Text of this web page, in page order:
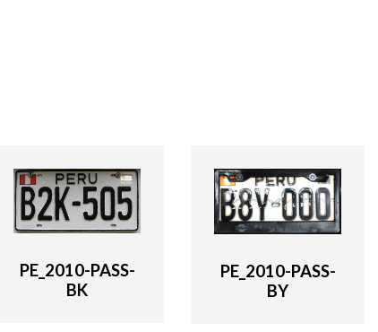
PE_2010-PASS-
BK
PE_2010-PASS-
BY